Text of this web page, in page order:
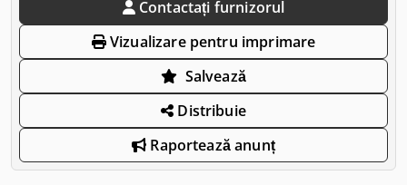
Contactați furnizorul
Vizualizare pentru imprimare
Salvează
Distribuie
Raportează anunț